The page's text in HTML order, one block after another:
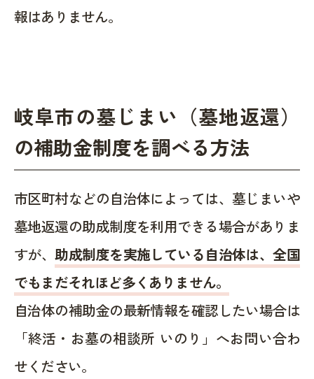
報はありません。
岐阜市の墓じまい（墓地返還）
の補助金制度を調べる方法
市区町村などの自治体によっては、墓じまいや
墓地返還の助成制度を利用できる場合がありま
すが、助成制度を実施している自治体は、全国
でもまだそれほど多くありません。
自治体の補助金の最新情報を確認したい場合は
「終活・お墓の相談所 いのり」へお問い合わ
せください。